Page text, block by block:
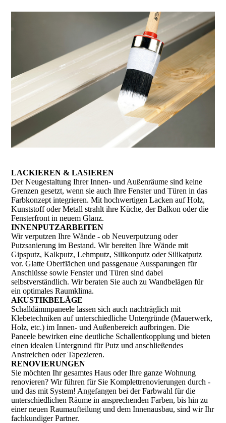
LACKIEREN & LASIEREN
Der Neugestaltung Ihrer Innen- und Außenräume sind keine
Grenzen gesetzt, wenn sie auch Ihre Fenster und Türen in das
Farbkonzept integrieren. Mit hochwertigen Lacken auf Holz,
Kunststoff oder Metall strahlt ihre Küche, der Balkon oder die
Fensterfront in neuem Glanz.
INNENPUTZARBEITEN
Wir verputzen Ihre Wände - ob Neuverputzung oder
Putzsanierung im Bestand. Wir bereiten Ihre Wände mit
Gipsputz, Kalkputz, Lehmputz, Silikonputz oder Silikatputz
vor. Glatte Oberflächen und passgenaue Aussparungen für
Anschlüsse sowie Fenster und Türen sind dabei
selbstverständlich. Wir beraten Sie auch zu Wandbelägen für
ein optimales Raumklima.
AKUSTIKBELÄGE
Schalldämmpaneele lassen sich auch nachträglich mit
Klebetechniken auf unterschiedliche Untergründe (Mauerwerk,
Holz, etc.) im Innen- und Außenbereich aufbringen. Die
Paneele bewirken eine deutliche Schallentkopplung und bieten
einen idealen Untergrund für Putz und anschließendes
Anstreichen oder Tapezieren.
RENOVIERUNGEN
Sie möchten Ihr gesamtes Haus oder Ihre ganze Wohnung
renovieren? Wir führen für Sie Komplettrenovierungen durch -
und das mit System! Angefangen bei der Farbwahl für die
unterschiedlichen Räume in ansprechenden Farben, bis hin zu
einer neuen Raumaufteilung und dem Innenausbau, sind wir Ihr
fachkundiger Partner.